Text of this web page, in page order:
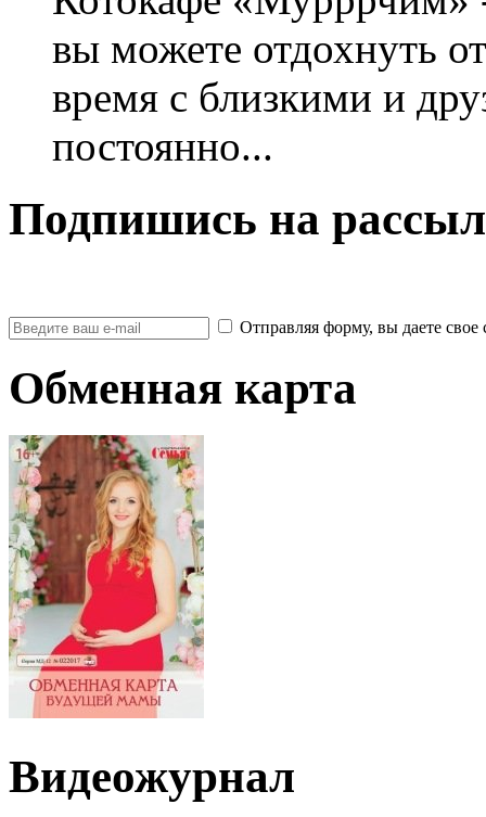
вы можете отдохнуть
время с близкими и
постоянно...
Подпишись на
Отправляя форму, вы даете
Обменная карта
Видеожурнал